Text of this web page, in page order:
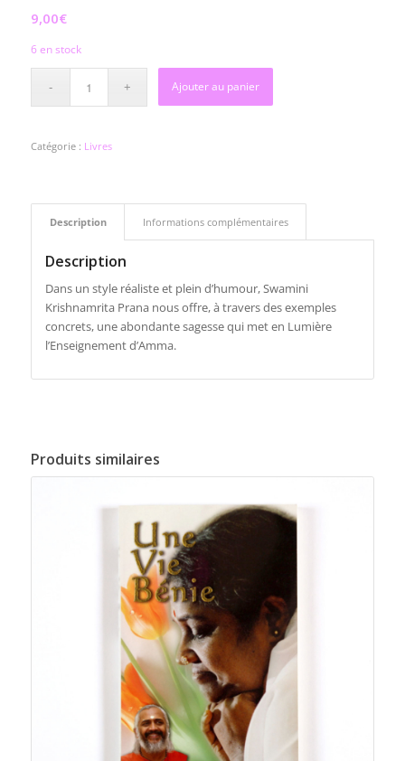
9,00€
6 en stock
Ajouter au panier
Catégorie : Livres
Description Informations complémentaires
Description
Dans un style réaliste et plein d’humour, Swamini
Krishnamrita Prana nous offre, à travers des exemples
concrets, une abondante sagesse qui met en Lumière
l’Enseignement d’Amma.
Produits similaires